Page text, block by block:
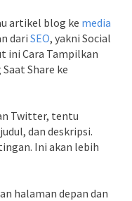
artikel blog ke media
dari SEO, yakni Social
ini Cara Tampilkan
Share ke
Twitter, tentu
dan deskripsi.
Ini akan lebih
halaman depan dan